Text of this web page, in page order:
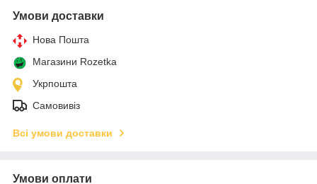
Умови доставки
Нова Пошта
Магазини Rozetka
Укрпошта
Самовивіз
Всі умови доставки
Умови оплати